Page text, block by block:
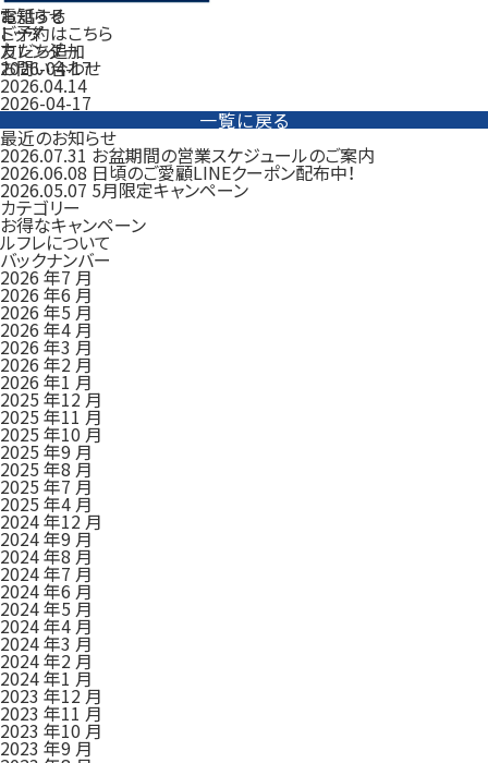
電話する
ご予約はこちら
友だち追加
お問い合わせ
お知らせ
トップ
カレンダー
2026-04-17
2026.04.14
2026-04-17
一覧に戻る
最近のお知らせ
2026.07.31 お盆期間の営業スケジュールのご案内
2026.06.08 日頃のご愛顧LINEクーポン配布中！
2026.05.07 5月限定キャンペーン
カテゴリー
お得なキャンペーン
ルフレについて
バックナンバー
2026 年7 月
2026 年6 月
2026 年5 月
2026 年4 月
2026 年3 月
2026 年2 月
2026 年1 月
2025 年12 月
2025 年11 月
2025 年10 月
2025 年9 月
2025 年8 月
2025 年7 月
2025 年4 月
2024 年12 月
2024 年9 月
2024 年8 月
2024 年7 月
2024 年6 月
2024 年5 月
2024 年4 月
2024 年3 月
2024 年2 月
2024 年1 月
2023 年12 月
2023 年11 月
2023 年10 月
2023 年9 月